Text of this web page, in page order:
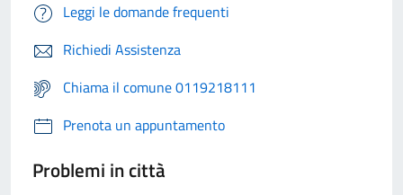
Leggi le domande frequenti
Richiedi Assistenza
Chiama il comune 0119218111
Prenota un appuntamento
Problemi in città